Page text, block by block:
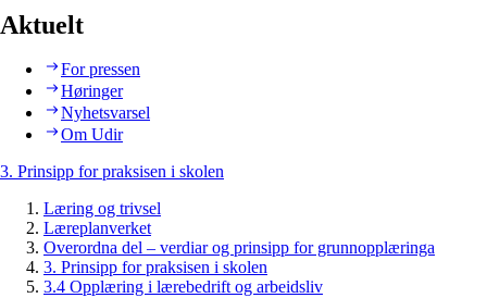
Aktuelt
For pressen
Høringer
Nyhetsvarsel
Om Udir
3. Prinsipp for praksisen i skolen
Læring og trivsel
Læreplanverket
Overordna del – verdiar og prinsipp for grunnopplæringa
3. Prinsipp for praksisen i skolen
3.4 Opplæring i lærebedrift og arbeidsliv